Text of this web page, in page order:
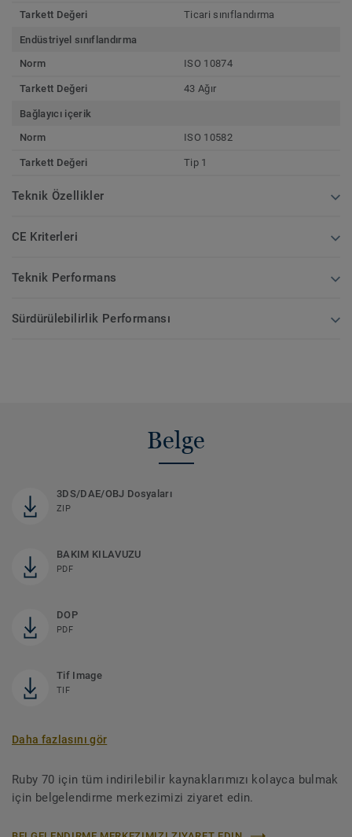
Tarkett Değeri Ticari sınıflandırma
Endüstriyel sınıflandırma
Norm
ISO 10874
Tarkett Değeri 43 Ağır
Bağlayıcı içerik
Norm
ISO 10582
Tarkett Değeri Tip 1
Teknik Özellikler
CE Kriterleri
Teknik Performans
Sürdürülebilirlik Performansı
Belge
3DS/DAE/OBJ Dosyaları
ZIP
BAKIM KILAVUZU
PDF
DOP
PDF
Tif Image
TIF
Daha fazlasını gör
Ruby 70 için tüm indirilebilir kaynaklarımızı kolayca bulmak
için belgelendirme merkezimizi ziyaret edin.